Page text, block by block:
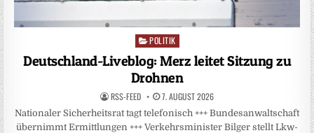
Posted
in
POLITIK
Deutschland-Liveblog: Merz leitet Sitzung zu
Drohnen
RSS-FEED 7. AUGUST 2026
Nationaler Sicherheitsrat tagt telefonisch +++ Bundesanwaltschaft
übernimmt Ermittlungen +++ Verkehrsminister Bilger stellt Lkw-